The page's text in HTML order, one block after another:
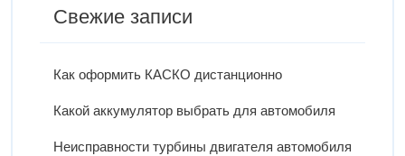
Свежие записи
Как оформить КАСКО дистанционно
Какой аккумулятор выбрать для автомобиля
Неисправности турбины двигателя автомобиля